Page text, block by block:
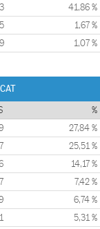
41,86 %
1,67 %
1,07 %
%
27,84 %
25,51 %
14,17 %
7,42 %
6,74 %
5,31 %